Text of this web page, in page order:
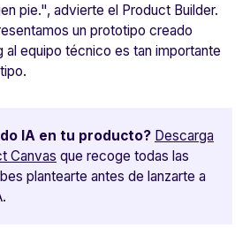
pie.", advierte el Product Builder.
un prototipo creado
al equipo técnico es tan importante
IA en tu producto? Descarga
Canvas que recoge todas las
plantearte antes de lanzarte a